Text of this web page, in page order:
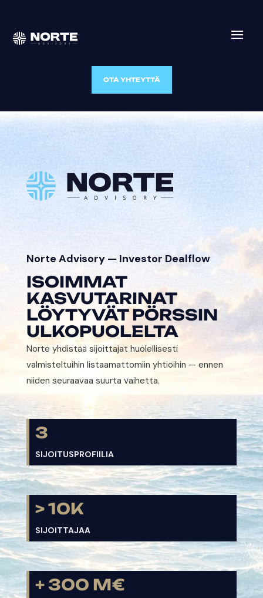
OTA YHTEYTTÄ
Norte Advisory — Investor Dealflow
ISOIMMAT
KASVUTARINAT
LÖYTYVÄT PÖRSSIN
ULKOPUOLELTA
Norte yhdistää sijoittajat huolellisesti
valmisteltuihin listaamattomiin yhtiöihin — ennen
niiden seuraavaa suurta vaihetta.
3
SIJOITUSPROFIILIA
> 10K
SIJOITTAJAA
+ 300 M€